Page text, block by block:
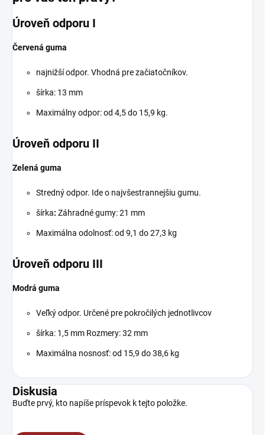
Úroveň odporu I
Červená guma
najnižší odpor. Vhodná pre začiatočníkov.
šírka: 13 mm
Maximálny odpor: od 4,5 do 15,9 kg.
Úroveň odporu II
Zelená guma
Stredný odpor. Ide o najvšestrannejšiu gumu.
šírka: Záhradné gumy: 21 mm
Maximálna odolnosť: od 9,1 do 27,3 kg
Úroveň odporu III
Modrá guma
Veľký odpor. Určené pre pokročilých jednotlivcov
šírka: 1,5 mm Rozmery: 32 mm
Maximálna nosnosť: od 15,9 do 38,6 kg
Diskusia
Buďte prvý, kto napíše príspevok k tejto položke.